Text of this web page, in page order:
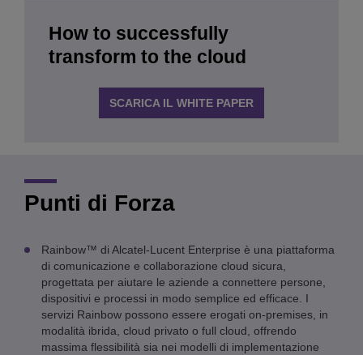
How to successfully
transform to the cloud
SCARICA IL WHITE PAPER
Punti di Forza
Rainbow™ di Alcatel-Lucent Enterprise è una piattaforma
di comunicazione e collaborazione cloud sicura,
progettata per aiutare le aziende a connettere persone,
dispositivi e processi in modo semplice ed efficace. I
servizi Rainbow possono essere erogati on-premises, in
modalità ibrida, cloud privato o full cloud, offrendo
massima flessibilità sia nei modelli di implementazione